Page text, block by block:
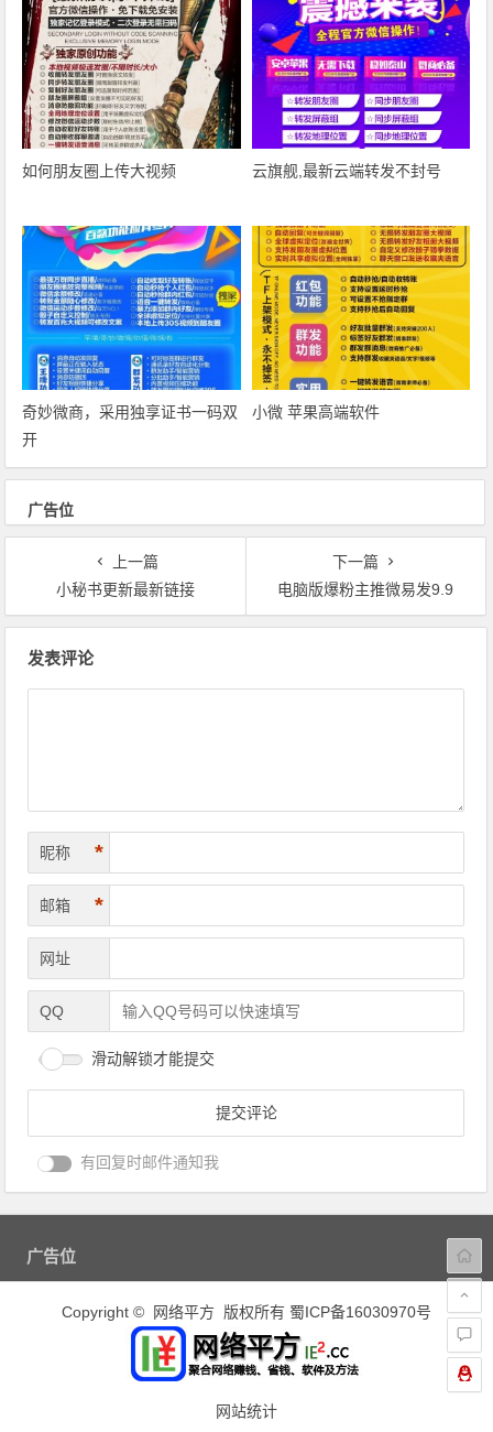
如何朋友圈上传大视频 云旗舰,最新云端转发不封号
奇妙微商‎，采用独享证书一码双
开
小微 苹果高端软件
广告位
上一篇
小秘书更新最新链接
下一篇
电脑版爆粉主推微易发9.9
发表评论
昵称 *
邮箱 *
网址
QQ
滑动解锁才能提交
有回复时邮件通知我
广告位
Copyright © 网络平方 版权所有 蜀ICP备16030970号
网站统计